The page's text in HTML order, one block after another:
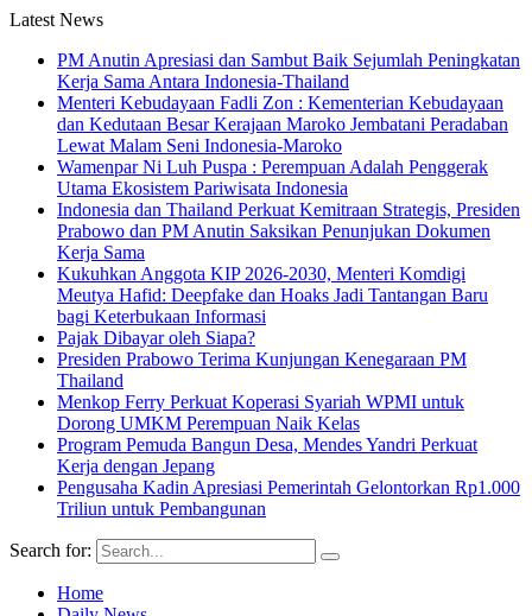
Latest News
PM Anutin Apresiasi dan Sambut Baik Sejumlah Peningkatan
Kerja Sama Antara Indonesia-Thailand
Menteri Kebudayaan Fadli Zon : Kementerian Kebudayaan
dan Kedutaan Besar Kerajaan Maroko Jembatani Peradaban
Lewat Malam Seni Indonesia-Maroko
Wamenpar Ni Luh Puspa : Perempuan Adalah Penggerak
Utama Ekosistem Pariwisata Indonesia
Indonesia dan Thailand Perkuat Kemitraan Strategis, Presiden
Prabowo dan PM Anutin Saksikan Penunjukan Dokumen
Kerja Sama
Kukuhkan Anggota KIP 2026-2030, Menteri Komdigi
Meutya Hafid: Deepfake dan Hoaks Jadi Tantangan Baru
bagi Keterbukaan Informasi
Pajak Dibayar oleh Siapa?
Presiden Prabowo Terima Kunjungan Kenegaraan PM
Thailand
Menkop Ferry Perkuat Koperasi Syariah WPMI untuk
Dorong UMKM Perempuan Naik Kelas
Program Pemuda Bangun Desa, Mendes Yandri Perkuat
Kerja dengan Jepang
Pengusaha Kadin Apresiasi Pemerintah Gelontorkan Rp1.000
Triliun untuk Pembangunan
Search for:
Home